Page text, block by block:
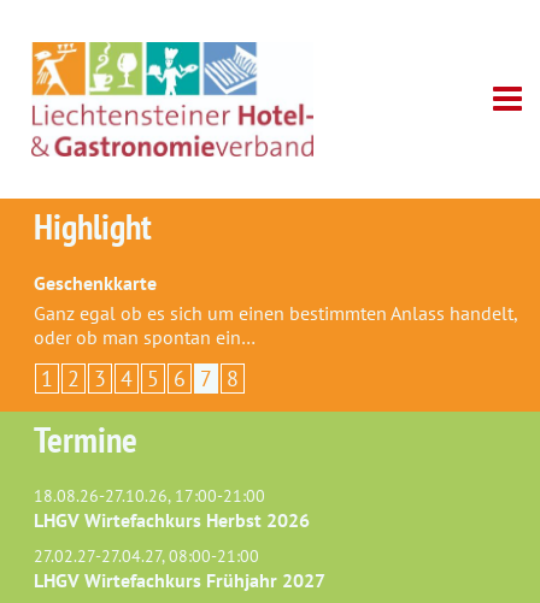
Highlight
Geschenkkarte
Ganz egal ob es sich um einen bestimmten Anlass handelt,
oder ob man spontan ein…
1 2 3 4 5 6 7 8
Termine
18.08.26-27.10.26, 17:00-21:00
LHGV Wirtefachkurs Herbst 2026
27.02.27-27.04.27, 08:00-21:00
LHGV Wirtefachkurs Frühjahr 2027